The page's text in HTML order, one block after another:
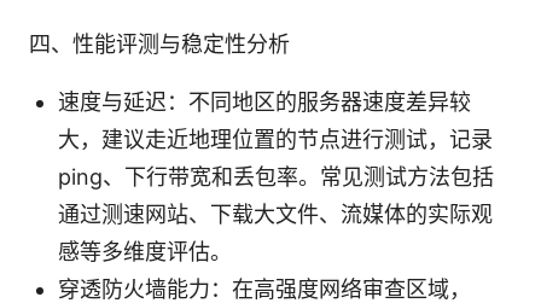
四、性能评测与稳定性分析
速度与延迟：不同地区的服务器速度差异较
大，建议走近地理位置的节点进行测试，记录
ping、下行带宽和丢包率。常见测试方法包括
通过测速网站、下载大文件、流媒体的实际观
感等多维度评估。
穿透防火墙能力：在高强度网络审查区域，